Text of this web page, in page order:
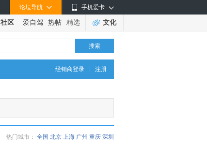
手机爱卡
论坛导航
社区 爱自驾 热帖 精选 文化
搜索
经销商登录 注册
热门城市： 全国 北京 上海 广州 重庆 深圳